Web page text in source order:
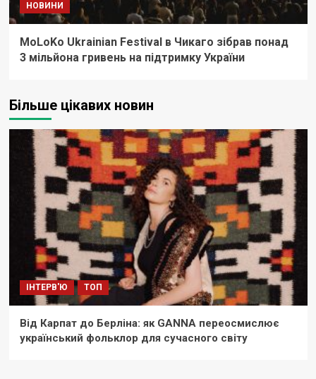
НОВИНИ
MoLoKo Ukrainian Festival в Чикаго зібрав понад
3 мільйона гривень на підтримку України
Більше цікавих новин
ІНТЕРВ'Ю ТОП
Від Карпат до Берліна: як GANNA переосмислює
український фольклор для сучасного світу